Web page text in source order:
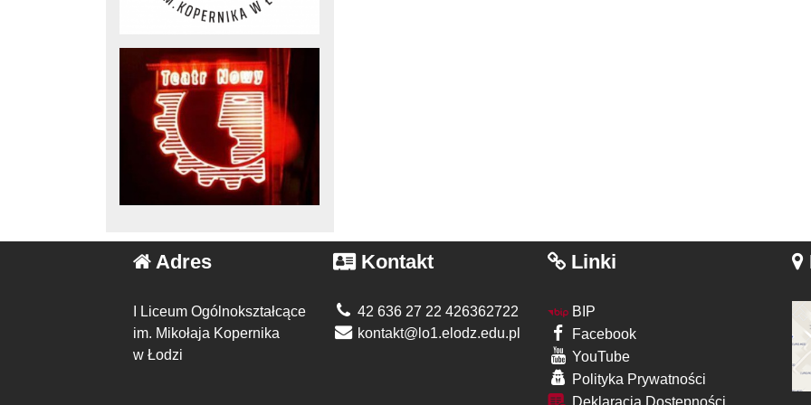
Adres
I Liceum Ogólnokształcące
im. Mikołaja Kopernika
w Łodzi
Kontakt
42 636 27 22 426362722
kontakt@lo1.elodz.edu.pl
Linki
BIP
Facebook
YouTube
Polityka Prywatności